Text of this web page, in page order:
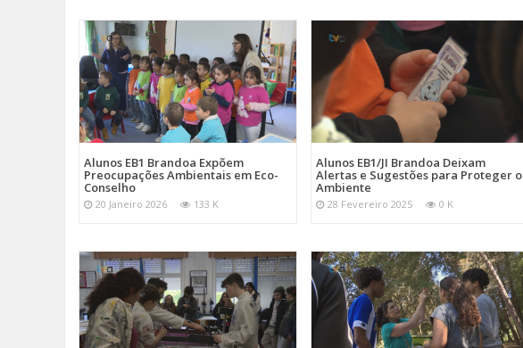
Alunos EB1 Brandoa Expõem
Preocupações Ambientais em Eco-
Conselho
20 Janeiro 2026 133 K
Alunos EB1/JI Brandoa Deixam
Alertas e Sugestões para Proteger o
Ambiente
28 Fevereiro 2025 0 K